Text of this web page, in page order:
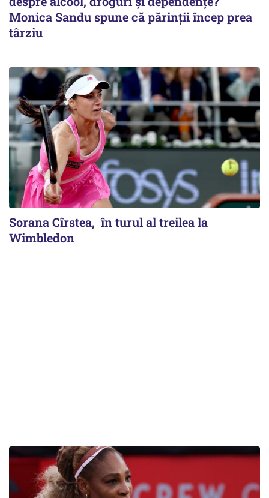
Monica Sandu spune că părinții încep prea
târziu
Sorana Cîrstea, în turul al treilea la
Wimbledon